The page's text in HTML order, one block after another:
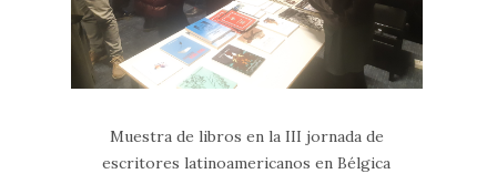
Muestra de libros en la III jornada de
escritores latinoamericanos en Bélgica